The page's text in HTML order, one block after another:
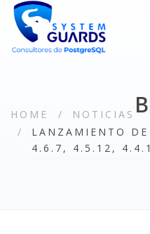
HOME
NOTICIAS
LANZAMIENTO
4.6.7, 4.5.12,